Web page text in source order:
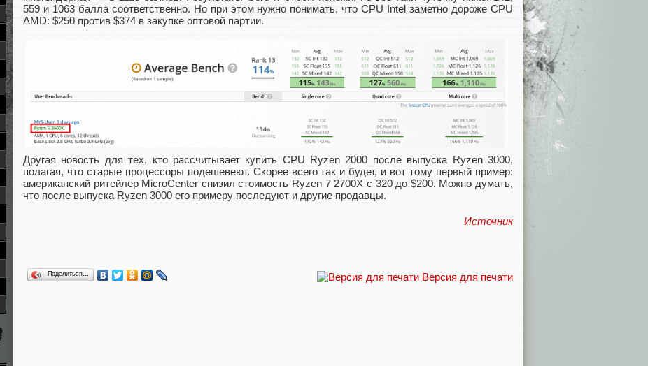
559 и 1063 балла соответственно. Но при этом нужно понимать, что CPU Intel заметно дороже CPU
AMD: $250 против $374 в закупке оптовой партии.
Другая новость для тех, кто рассчитывает купить CPU Ryzen 2000 после выпуска Ryzen 3000,
полагая, что старые процессоры подешевеют. Скорее всего так и будет, и вот тому первый пример:
американский ритейлер MicroCenter снизил стоимость Ryzen 7 2700X с 320 до $200. Можно думать,
что после выпуска Ryzen 3000 его примеру последуют и другие продавцы.
Источник
Версия для печати
Поделиться…